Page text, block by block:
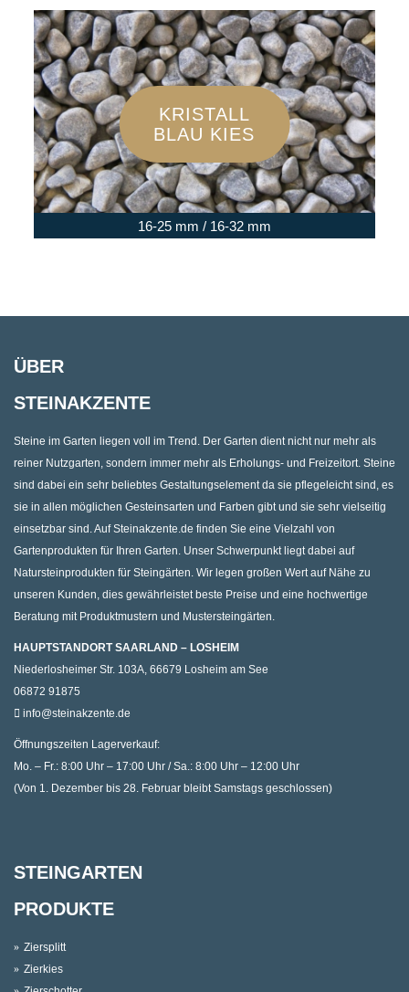
KRISTALL
BLAU KIES
16-25 mm / 16-32 mm
ÜBER
STEINAKZENTE
Steine im Garten liegen voll im Trend. Der Garten dient nicht nur mehr als
reiner Nutzgarten, sondern immer mehr als Erholungs- und Freizeitort. Steine
sind dabei ein sehr beliebtes Gestaltungselement da sie pflegeleicht sind, es
sie in allen möglichen Gesteinsarten und Farben gibt und sie sehr vielseitig
einsetzbar sind. Auf Steinakzente.de finden Sie eine Vielzahl von
Gartenprodukten für Ihren Garten. Unser Schwerpunkt liegt dabei auf
Natursteinprodukten für Steingärten. Wir legen großen Wert auf Nähe zu
unseren Kunden, dies gewährleistet beste Preise und eine hochwertige
Beratung mit Produktmustern und Mustersteingärten.
HAUPTSTANDORT SAARLAND – LOSHEIM
Niederlosheimer Str. 103A, 66679 Losheim am See
06872 91875
info@steinakzente.de
Öffnungszeiten Lagerverkauf:
Mo. – Fr.: 8:00 Uhr – 17:00 Uhr / Sa.: 8:00 Uhr – 12:00 Uhr
(Von 1. Dezember bis 28. Februar bleibt Samstags geschlossen)
STEINGARTEN
PRODUKTE
Ziersplitt
Zierkies